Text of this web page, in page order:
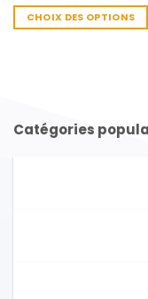
CHOIX DES OPTIONS
Les
Catégories